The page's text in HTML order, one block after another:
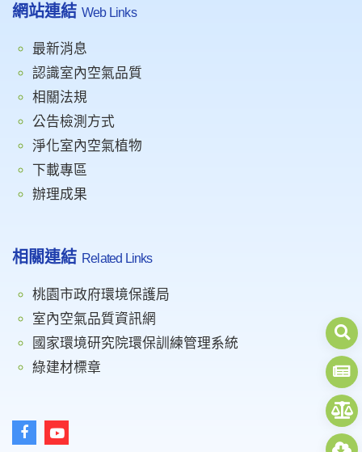
網站連結 Web Links
最新消息
認識室內空氣品質
相關法規
公告檢測方式
淨化室內空氣植物
下載專區
辦理成果
相關連結 Related Links
桃園市政府環境保護局
室內空氣品質資訊網
國家環境研究院環保訓練管理系統
綠建材標章